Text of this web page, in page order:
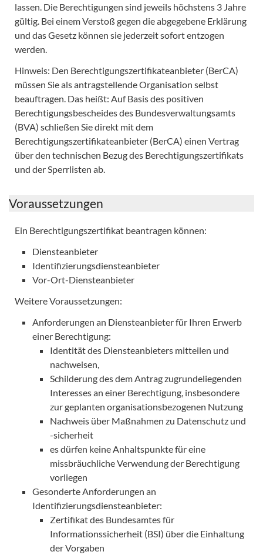
lassen. Die Berechtigungen sind jeweils höchstens 3 Jahre
gültig. Bei einem Verstoß gegen die abgegebene Erklärung
und das Gesetz können sie jederzeit sofort entzogen
werden.
Hinweis: Den Berechtigungszertifikateanbieter (BerCA)
müssen Sie als antragstellende Organisation selbst
beauftragen. Das heißt: Auf Basis des positiven
Berechtigungsbescheides des Bundesverwaltungsamts
(BVA) schließen Sie direkt mit dem
Berechtigungszertifikateanbieter (BerCA) einen Vertrag
über den technischen Bezug des Berechtigungszertifikats
und der Sperrlisten ab.
Voraussetzungen
Ein Berechtigungszertifikat beantragen können:
Diensteanbieter
Identifizierungsdiensteanbieter
Vor-Ort-Diensteanbieter
Weitere Voraussetzungen:
Anforderungen an Diensteanbieter für Ihren Erwerb
einer Berechtigung:
Identität des Diensteanbieters mitteilen und
nachweisen,
Schilderung des dem Antrag zugrundeliegenden
Interesses an einer Berechtigung, insbesondere
zur geplanten organisationsbezogenen Nutzung
Nachweis über Maßnahmen zu Datenschutz und
-sicherheit
es dürfen keine Anhaltspunkte für eine
missbräuchliche Verwendung der Berechtigung
vorliegen
Gesonderte Anforderungen an
Identifizierungsdiensteanbieter:
Zertifikat des Bundesamtes für
Informationssicherheit (BSI) über die Einhaltung
der Vorgaben